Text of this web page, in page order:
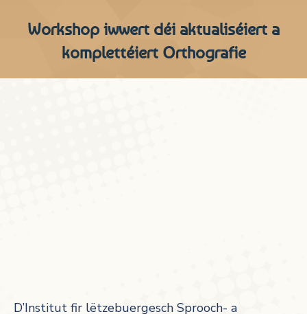
Workshop iwwert déi aktualiséiert a
komplettéiert Orthografie
D’Institut fir lëtzebuergesch Sprooch- a